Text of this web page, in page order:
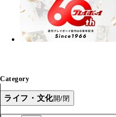
Category
ライフ・文化開/閉